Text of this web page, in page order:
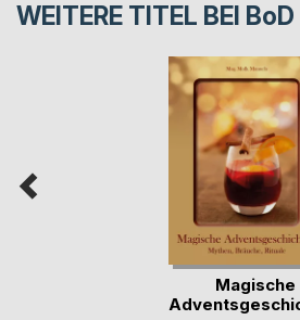
WEITERE TITEL BEI BoD
Magische